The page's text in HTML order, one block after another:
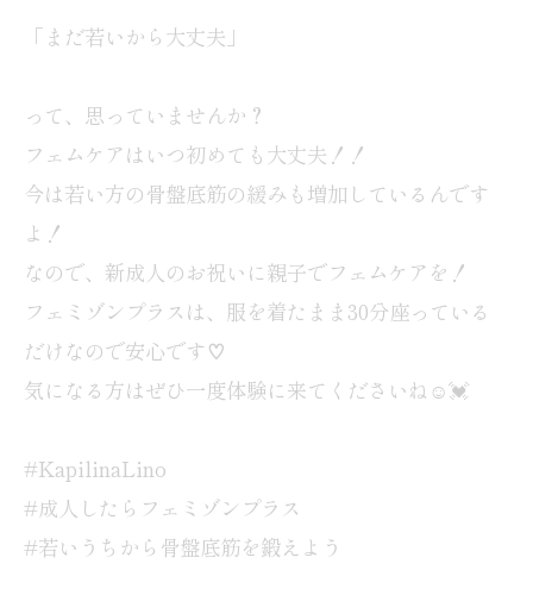
「まだ若いから大丈夫」
って、思っていませんか？
フェムケアはいつ初めても大丈夫！！
今は若い方の骨盤底筋の緩みも増加しているんです
よ！
なので、新成人のお祝いに親子でフェムケアを！
フェミゾンプラスは、服を着たまま30分座っている
だけなので安心です♡
気になる方はぜひ一度体験に来てくださいね☺️💓
#KapilinaLino
#成人したらフェミゾンプラス
#若いうちから骨盤底筋を鍛えよう